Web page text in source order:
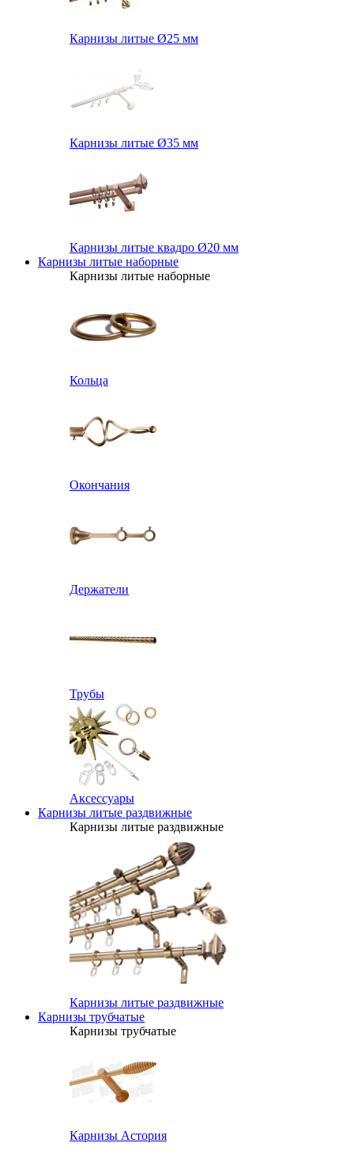
Карнизы литые Ø25 мм
Карнизы литые Ø35 мм
Карнизы литые квадро Ø20 мм
Карнизы литые наборные
Карнизы литые наборные
Кольца
Окончания
Держатели
Трубы
Аксессуары
Карнизы литые раздвижные
Карнизы литые раздвижные
Карнизы литые раздвижные
Карнизы трубчатые
Карнизы трубчатые
Карнизы Астория